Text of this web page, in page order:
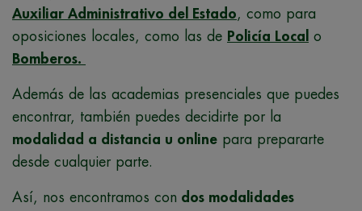
Auxiliar Administrativo del Estado, como para
oposiciones locales, como las de Policía Local
o
Bomberos.
Además de las academias presenciales que puedes
encontrar, también puedes decidirte por la
modalidad a distancia u online para prepararte
desde cualquier parte.
Así, nos encontramos con dos modalidades